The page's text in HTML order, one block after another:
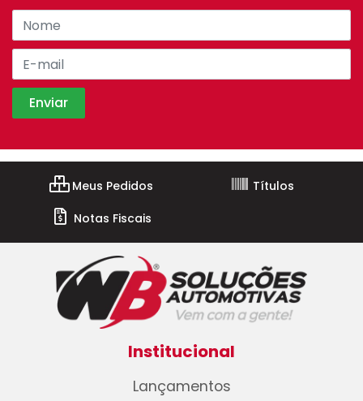
Meus Pedidos
Títulos
Notas Fiscais
Institucional
Lançamentos